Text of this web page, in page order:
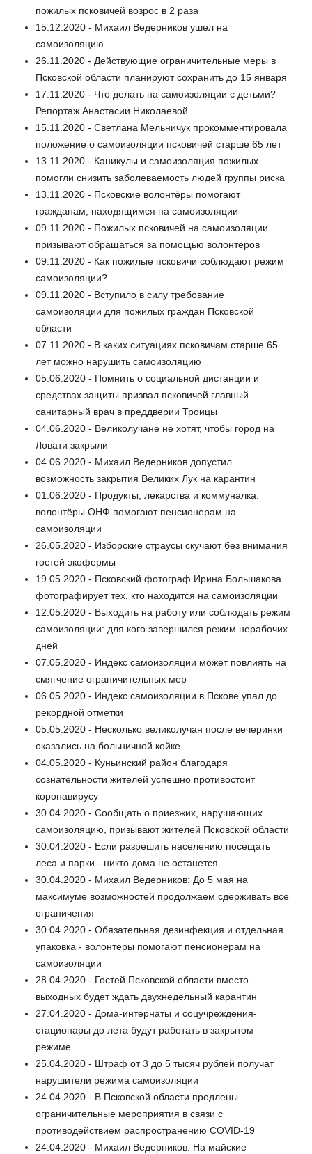
пожилых псковичей возрос в 2 раза
15.12.2020 - Михаил Ведерников ушел на
самоизоляцию
26.11.2020 - Действующие ограничительные меры в
Псковской области планируют сохранить до 15 января
17.11.2020 - Что делать на самоизоляции с детьми?
Репортаж Анастасии Николаевой
15.11.2020 - Светлана Мельничук прокомментировала
положение о самоизоляции псковичей старше 65 лет
13.11.2020 - Каникулы и самоизоляция пожилых
помогли снизить заболеваемость людей группы риска
13.11.2020 - Псковские волонтёры помогают
гражданам, находящимся на самоизоляции
09.11.2020 - Пожилых псковичей на самоизоляции
призывают обращаться за помощью волонтёров
09.11.2020 - Как пожилые псковичи соблюдают режим
самоизоляции?
09.11.2020 - Вступило в силу требование
самоизоляции для пожилых граждан Псковской
области
07.11.2020 - В каких ситуациях псковичам старше 65
лет можно нарушить самоизоляцию
05.06.2020 - Помнить о социальной дистанции и
средствах защиты призвал псковичей главный
санитарный врач в преддверии Троицы
04.06.2020 - Великолучане не хотят, чтобы город на
Ловати закрыли
04.06.2020 - Михаил Ведерников допустил
возможность закрытия Великих Лук на карантин
01.06.2020 - Продукты, лекарства и коммуналка:
волонтёры ОНФ помогают пенсионерам на
самоизоляции
26.05.2020 - Изборские страусы скучают без внимания
гостей экофермы
19.05.2020 - Псковский фотограф Ирина Большакова
фотографирует тех, кто находится на самоизоляции
12.05.2020 - Выходить на работу или соблюдать режим
самоизоляции: для кого завершился режим нерабочих
дней
07.05.2020 - Индекс самоизоляции может повлиять на
смягчение ограничительных мер
06.05.2020 - Индекс самоизоляции в Пскове упал до
рекордной отметки
05.05.2020 - Несколько великолучан после вечеринки
оказались на больничной койке
04.05.2020 - Куньинский район благодаря
сознательности жителей успешно противостоит
коронавирусу
30.04.2020 - Сообщать о приезжих, нарушающих
самоизоляцию, призывают жителей Псковской области
30.04.2020 - Если разрешить населению посещать
леса и парки - никто дома не останется
30.04.2020 - Михаил Ведерников: До 5 мая на
максимуме возможностей продолжаем сдерживать все
ограничения
30.04.2020 - Обязательная дезинфекция и отдельная
упаковка - волонтеры помогают пенсионерам на
самоизоляции
28.04.2020 - Гостей Псковской области вместо
выходных будет ждать двухнедельный карантин
27.04.2020 - Дома-интернаты и соцучреждения-
стационары до лета будут работать в закрытом
режиме
25.04.2020 - Штраф от 3 до 5 тысяч рублей получат
нарушители режима самоизоляции
24.04.2020 - В Псковской области продлены
ограничительные мероприятия в связи с
противодействием распространению COVID-19
24.04.2020 - Михаил Ведерников: На майские